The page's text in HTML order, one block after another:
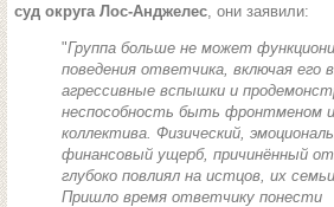
суд округа Лос-Анджелес, они заявили:
"Группа больше не может
поведения ответчика, включая его
агрессивные вспышки и
неспособность быть фронтменом
коллектива. Физический,
финансовый ущерб, причинённый
глубоко повлиял на истцов, их
Пришло время ответчику понести